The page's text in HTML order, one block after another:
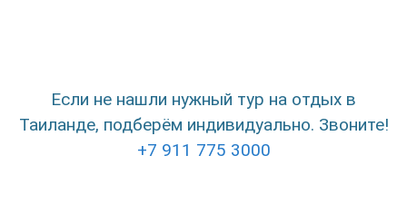
Если не нашли нужный тур на отдых в
Таиланде, подберём индивидуально. Звоните!
+7 911 775 3000